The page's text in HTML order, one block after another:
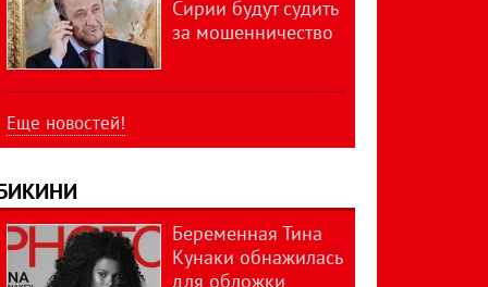
Сирии будут судить
за мошенничество
Еще новостей!
Беременная Тина
Кунаки обнажилась
для обложки